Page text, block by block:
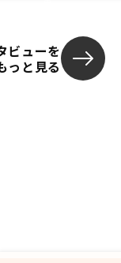
ビューを
っと見る